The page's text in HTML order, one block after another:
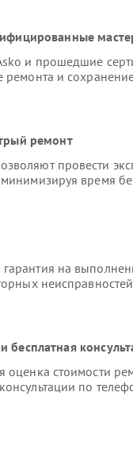
и прошедшие
ремонта и
ремонт
провести
время
на
неисправностей
бесплатная
стоимости
по